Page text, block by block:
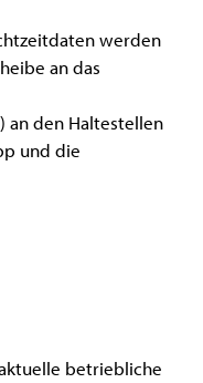
werden
an das
an den Haltestellen
und die
betriebliche